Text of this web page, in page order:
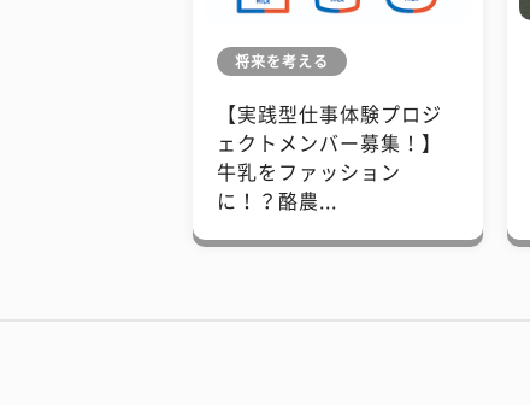
将来を考える
【実践型仕事体験プロジ
ェクトメンバー募集！】
牛乳をファッション
に！？酪農...